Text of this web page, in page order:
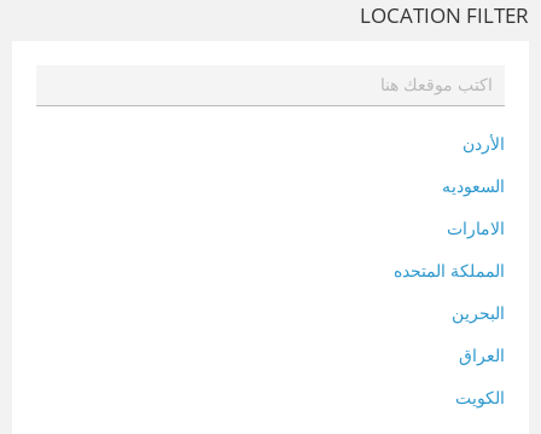
LOCATION FILTER
الأردن
السعوديه
الامارات
المملكة المتحده
البحرين
العراق
الكويت